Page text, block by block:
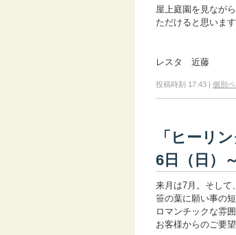
屋上庭園を見なが
ただけると思いま
レスタ 近藤
投稿時刻 17:43 | 個別
「ヒーリ
6日（日）
来月は7月。そして
笹の葉に願い事の
ロマンチックな雰
お客様からのご要